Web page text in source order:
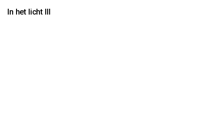
In het licht III